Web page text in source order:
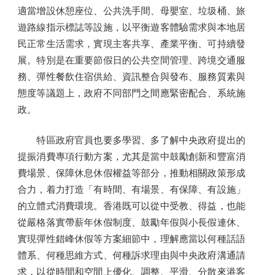
適當增設休憩座位、公共洗手間、母嬰室、垃圾桶、旅
遊路線指示標誌等設施，以平衡遊客體驗需求與本地居
民正常生活需求，實現主客共享、產業平衡、可持續發
展。特別是在重要節假日的公共空間管理、跨境交通服
務、彈性餐飲住宿供給、資訊整合與發布、服務質素與
態度等議題上，政府不同部門之間應緊密配合、系統施
政。
特區政府官員也要多學習、多了解中央政府提出的
提振消費專項行動方案，尤其是當中鼓勵創新和豐富消
費場景、保障休息休假權益等部分，推動相關政策形成
合力，着力打造「有時間、有場景、有保障、有設施」
的立體式消費環境。香港既可以從中受教、得益，也能
從嚴格落實帶薪年休假制度、鼓勵年假與小長假連休、
實現彈性錯峰休假等方案細節中，理解應當以何種話語
體系、何種思維方式、何種訴求理由與中央政府溝通請
求，以從時間和空間上優化、調整、平滑、分散來港客